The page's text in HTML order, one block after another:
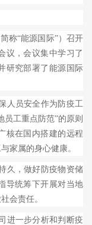
称“能源国际”）召开
议，会议集中学习了
研究部署了能源国际
人员安全作为防疫工
员工重点防范”的原则
核在国内搭建的远程
家属的身心健康。
久，做好防疫物资储
导统筹下开展对当地
会责任。
进一步分析和判断疫